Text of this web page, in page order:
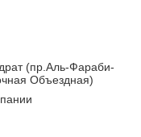
(пр.Аль-Фараби-
Объездная)